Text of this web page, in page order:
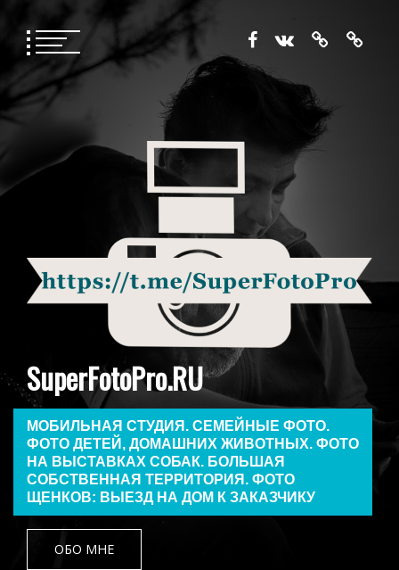
содержимому
SuperFotoPro.RU
МОБИЛЬНАЯ СТУДИЯ. СЕМЕЙНЫЕ ФОТО.
ФОТО ДЕТЕЙ, ДОМАШНИХ ЖИВОТНЫХ. ФОТО
НА ВЫСТАВКАХ СОБАК. БОЛЬШАЯ
СОБСТВЕННАЯ ТЕРРИТОРИЯ. ФОТО
ЩЕНКОВ: ВЫЕЗД НА ДОМ К ЗАКАЗЧИКУ
ОБО МНЕ